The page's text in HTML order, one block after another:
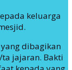
keluarga
dibagikan
ta jajaran. Bakti